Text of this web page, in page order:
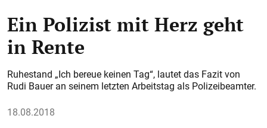
Ein Polizist mit Herz geht
in Rente
Ruhestand „Ich bereue keinen Tag“, lautet das Fazit von
Rudi Bauer an seinem letzten Arbeitstag als Polizeibeamter.
18.08.2018